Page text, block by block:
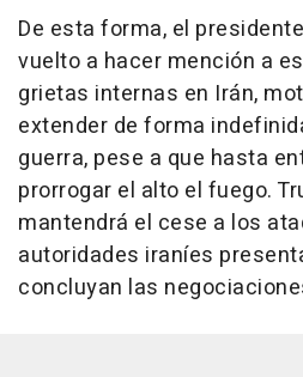
De esta forma, el
vuelto a hacer mención a
grietas internas en Irán,
extender de forma
guerra, pese a que hasta
prorrogar el alto el fuego.
mantendrá el cese a los
autoridades iraníes
concluyan las